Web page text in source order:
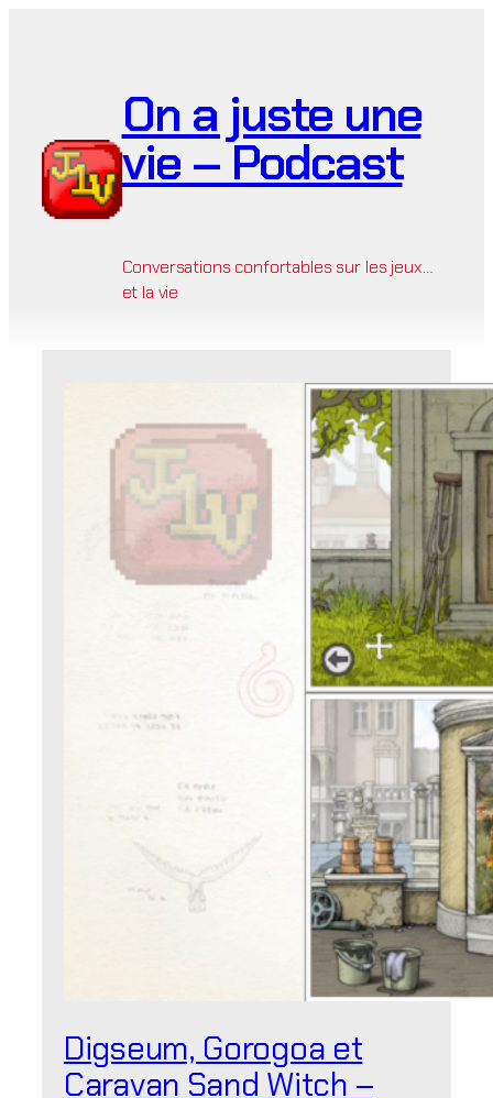
On a juste une
vie – Podcast
Conversations confortables sur les jeux…
et la vie
Digseum, Gorogoa et
Caravan Sand Witch –